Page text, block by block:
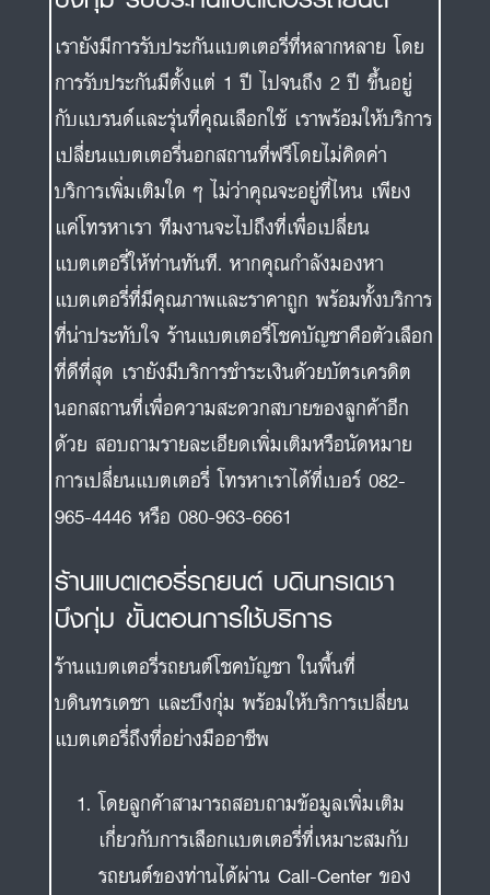
เรายังมีการรับประกันแบตเตอรี่ที่หลากหลาย โดย
การรับประกันมีตั้งแต่ 1 ปี ไปจนถึง 2 ปี ขึ้นอยู่
กับแบรนด์และรุ่นที่คุณเลือกใช้ เราพร้อมให้บริการ
เปลี่ยนแบตเตอรี่นอกสถานที่ฟรีโดยไม่คิดค่า
บริการเพิ่มเติมใด ๆ ไม่ว่าคุณจะอยู่ที่ไหน เพียง
แค่โทรหาเรา ทีมงานจะไปถึงที่เพื่อเปลี่ยน
แบตเตอรี่ให้ท่านทันที. หากคุณกำลังมองหา
แบตเตอรี่ที่มีคุณภาพและราคาถูก พร้อมทั้งบริการ
ที่น่าประทับใจ ร้านแบตเตอรี่โชคบัญชาคือตัวเลือก
ที่ดีที่สุด เรายังมีบริการชำระเงินด้วยบัตรเครดิต
นอกสถานที่เพื่อความสะดวกสบายของลูกค้าอีก
ด้วย สอบถามรายละเอียดเพิ่มเติมหรือนัดหมาย
การเปลี่ยนแบตเตอรี่ โทรหาเราได้ที่เบอร์ 082-
965-4446 หรือ 080-963-6661
ร้านแบตเตอรี่รถยนต์ บดินทรเดชา
บึงกุ่ม ขั้นตอนการใช้บริการ
ร้านแบตเตอรี่รถยนต์โชคบัญชา ในพื้นที่
บดินทรเดชา และบึงกุ่ม พร้อมให้บริการเปลี่ยน
แบตเตอรี่ถึงที่อย่างมืออาชีพ
โดยลูกค้าสามารถสอบถามข้อมูลเพิ่มเติม
เกี่ยวกับการเลือกแบตเตอรี่ที่เหมาะสมกับ
รถยนต์ของท่านได้ผ่าน Call-Center ของ